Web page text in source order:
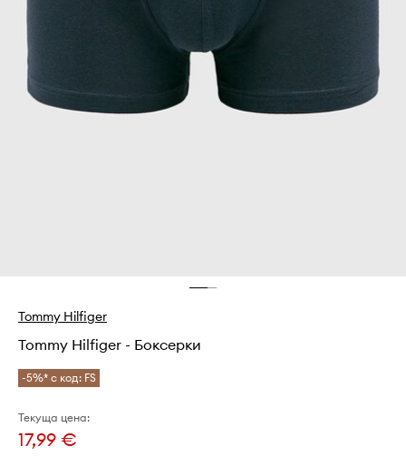
Tommy Hilfiger
Tommy Hilfiger - Боксерки
-5%* с код: FS
Текуща цена:
17,99 €